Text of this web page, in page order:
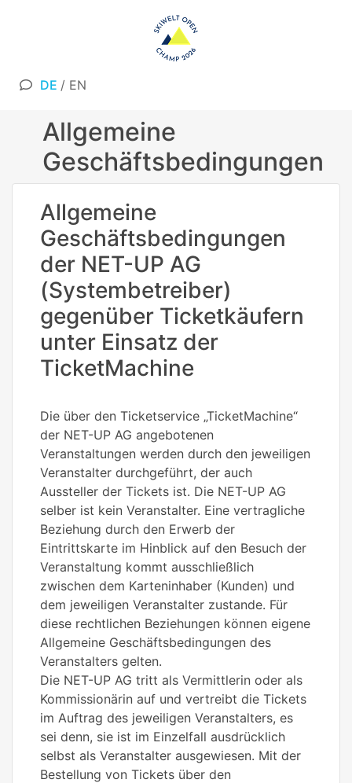
DE / EN
Allgemeine
Geschäftsbedingungen
Allgemeine
Geschäftsbedingungen
der NET-UP AG
(Systembetreiber)
gegenüber Ticketkäufern
unter Einsatz der
TicketMachine
Die über den Ticketservice „TicketMachine“
der NET-UP AG angebotenen
Veranstaltungen werden durch den jeweiligen
Veranstalter durchgeführt, der auch
Aussteller der Tickets ist. Die NET-UP AG
selber ist kein Veranstalter. Eine vertragliche
Beziehung durch den Erwerb der
Eintrittskarte im Hinblick auf den Besuch der
Veranstaltung kommt ausschließlich
zwischen dem Karteninhaber (Kunden) und
dem jeweiligen Veranstalter zustande. Für
diese rechtlichen Beziehungen können eigene
Allgemeine Geschäftsbedingungen des
Veranstalters gelten.
Die NET-UP AG tritt als Vermittlerin oder als
Kommissionärin auf und vertreibt die Tickets
im Auftrag des jeweiligen Veranstalters, es
sei denn, sie ist im Einzelfall ausdrücklich
selbst als Veranstalter ausgewiesen. Mit der
Bestellung von Tickets über den